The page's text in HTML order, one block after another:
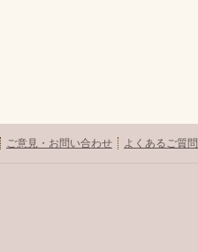
ご意見・お問い合わせ よくあるご質問